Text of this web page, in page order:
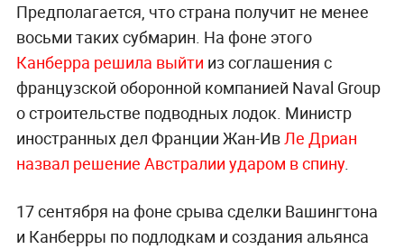
Предполагается, что страна получит не менее
восьми таких субмарин. На фоне этого
Канберра решила выйти из соглашения с
французской оборонной компанией Naval Group
о строительстве подводных лодок. Министр
иностранных дел Франции Жан-ИвЛе Дриан
назвал решение Австралии ударом в спину.
17 сентября на фоне срыва сделки Вашингтона
и Канберры по подлодкам и создания альянса